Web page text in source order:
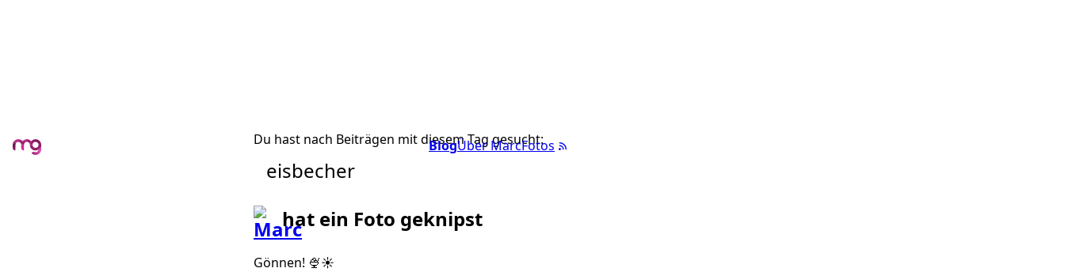
BlogÜber MarcFotos
Du hast nach Beiträgen mit diesem Tag gesucht:
eisbecher
hat ein Foto geknipst
Gönnen! 🍨☀️